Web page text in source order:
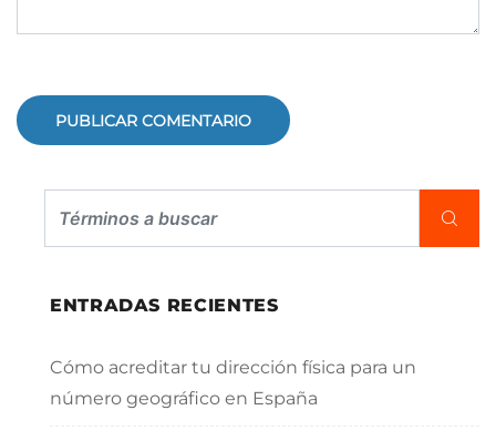
ENTRADAS RECIENTES
Cómo acreditar tu dirección física para un
número geográfico en España